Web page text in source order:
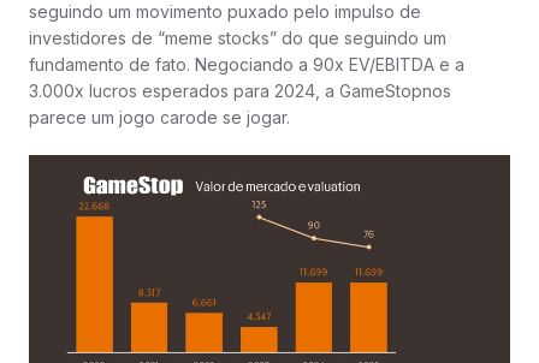
seguindo um movimento puxado pelo impulso de
investidores de “meme stocks” do que seguindo um
fundamento de fato. Negociando a 90x EV/EBITDA e a
3.000x lucros esperados para 2024, a GameStopnos
parece um jogo carode se jogar.